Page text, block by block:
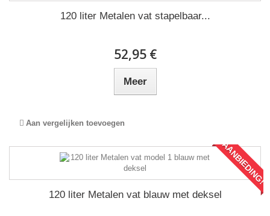
120 liter Metalen vat stapelbaar...
52,95 €
Meer
Aan vergelijken toevoegen
AANBIEDING!
120 liter Metalen vat blauw met deksel